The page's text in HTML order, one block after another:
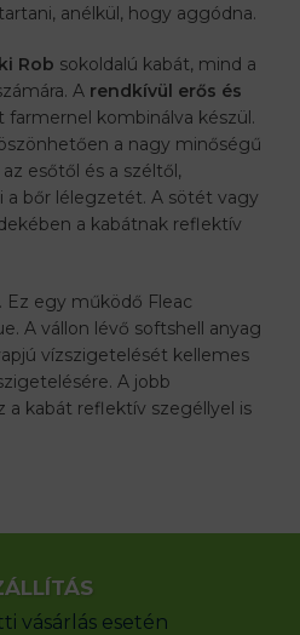
anélkül, hogy aggódna.
Rob sokoldalú kabát, mind a
A rendkívül erős és
farmernel kombinálva készül.
a nagy minőségű
esőtől és a széltől,
bőr lélegzetét. A sötét vagy
a kabátnak reflektív
. Ez egy működő Fleac
A vállon lévő softshell anyag
vízszigetelését kellemes
A jobb
a kabát reflektív szegéllyel is
vásárlás esetén